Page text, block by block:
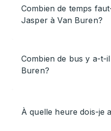
Combien de temps
Jasper à Van Buren?
Combien de bus y a-t-
Buren?
À quelle heure dois-je